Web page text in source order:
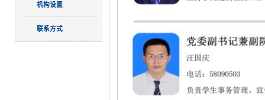
机构设置
联系方式